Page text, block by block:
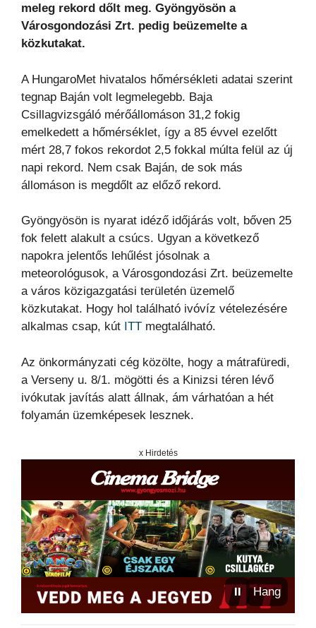
meleg rekord dőlt meg. Gyöngyösön a
Városgondozási Zrt. pedig beüzemelte a
közkutakat.
A HungaroMet hivatalos hőmérsékleti adatai szerint
tegnap Baján volt legmelegebb. Baja
Csillagvizsgáló mérőállomáson 31,2 fokig
emelkedett a hőmérséklet, így a 85 évvel ezelőtt
mért 28,7 fokos rekordot 2,5 fokkal múlta felül az új
napi rekord. Nem csak Baján, de sok más
állomáson is megdőlt az előző rekord.
Gyöngyösön is nyarat idéző időjárás volt, bőven 25
fok felett alakult a csúcs. Ugyan a következő
napokra jelentős lehűlést jósolnak a
meteorológusok, a Városgondozási Zrt. beüzemelte
a város közigazgatási területén üzemelő
közkutakat. Hogy hol található ivóvíz vételezésére
alkalmas csap, kút ITT megtalálható.
Az önkormányzati cég közölte, hogy a mátrafüredi,
a Verseny u. 8/1. mögötti és a Kinizsi téren lévő
ivókutak javítás alatt állnak, ám várhatóan a hét
folyamán üzemképesek lesznek.
x Hirdetés
⏸ Hang